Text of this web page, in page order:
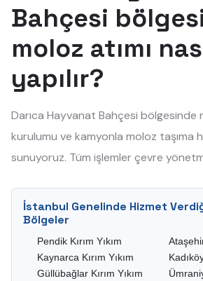
Bahçesi
moloz atımı
yapılır?
Darıca Hayvanat Bahçesi bölgesinde
kurulumu ve kamyonla moloz taşıma
sunuyoruz. Tüm işlemler çevre
İstanbul Genelinde Hizmet
Bölgeler
Pendik Kırım Yıkım
Kaynarca Kırım Yıkım
Güllübağlar Kırım Yıkım